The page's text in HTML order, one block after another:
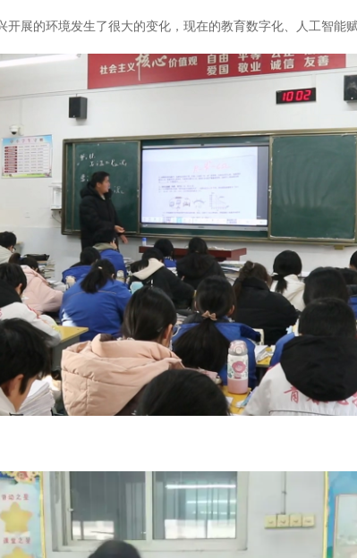
的环境发生了很大的变化，现在的教育数字化、人工智能赋